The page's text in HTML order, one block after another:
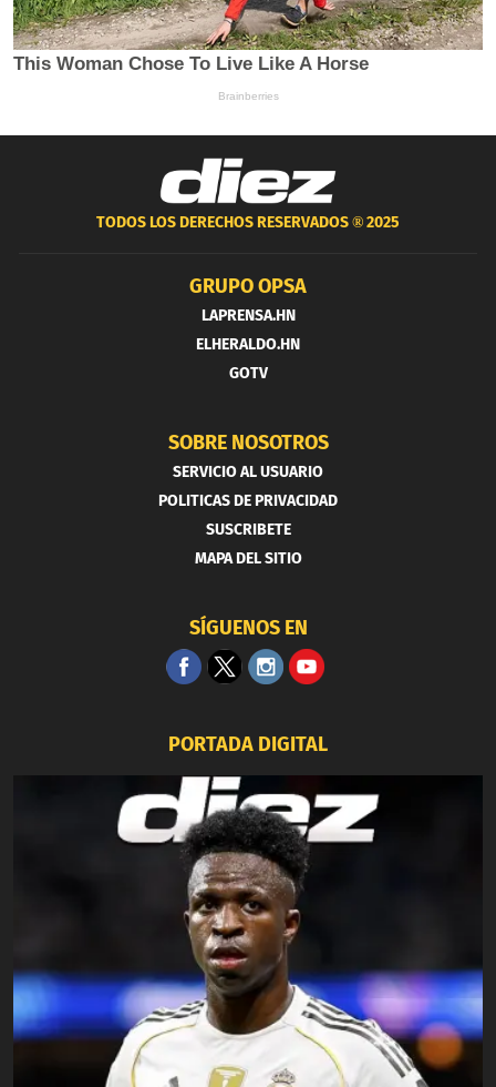
TODOS LOS DERECHOS RESERVADOS ®2025
GRUPO OPSA
LAPRENSA.HN
ELHERALDO.HN
GOTV
SOBRE NOSOTROS
SERVICIO AL USUARIO
POLITICAS DE PRIVACIDAD
SUSCRIBETE
MAPA DEL SITIO
SÍGUENOS EN
PORTADA DIGITAL